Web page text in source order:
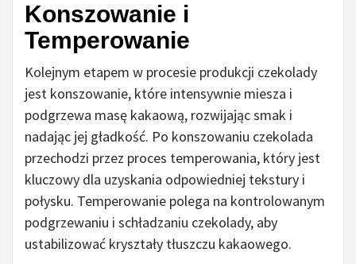
Konszowanie i
Temperowanie
Kolejnym etapem w procesie produkcji czekolady
jest konszowanie, które intensywnie miesza i
podgrzewa masę kakaową, rozwijając smak i
nadając jej gładkość. Po konszowaniu czekolada
przechodzi przez proces temperowania, który jest
kluczowy dla uzyskania odpowiedniej tekstury i
połysku. Temperowanie polega na kontrolowanym
podgrzewaniu i schładzaniu czekolady, aby
ustabilizować kryształy tłuszczu kakaowego.